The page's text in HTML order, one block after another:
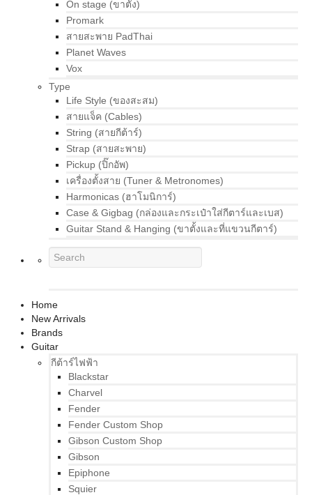
On stage (ขาตั้ง)
Promark
สายสะพาย PadThai
Planet Waves
Vox
Type
Life Style (ของสะสม)
สายแจ็ค (Cables)
String (สายกีต้าร์)
Strap (สายสะพาย)
Pickup (ปิ๊กอัพ)
เครื่องตั้งสาย (Tuner & Metronomes)
Harmonicas (ฮาโมนิการ์)
Case & Gigbag (กล่องและกระเป๋าใส่กีตาร์และเบส)
Guitar Stand & Hanging (ขาตั้งและที่แขวนกีตาร์)
Home
New Arrivals
Brands
Guitar
กีต้าร์ไฟฟ้า
Blackstar
Charvel
Fender
Fender Custom Shop
Gibson Custom Shop
Gibson
Epiphone
Squier